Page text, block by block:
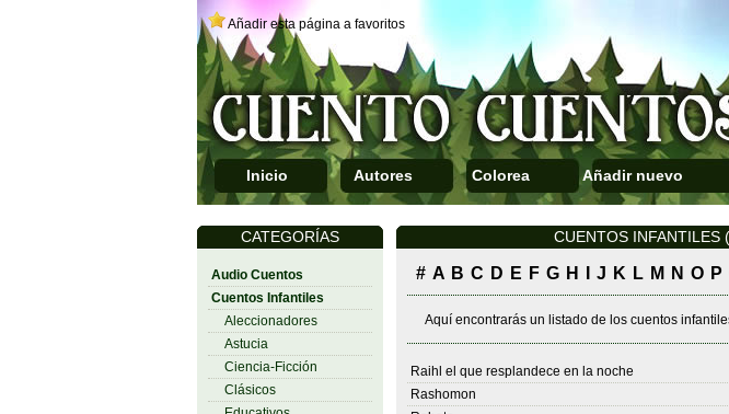
Añadir esta página a favoritos
Inicio Autores Colorea Añadir nuevo
CATEGORÍAS
Audio Cuentos
Cuentos Infantiles
Aleccionadores
Astucia
Ciencia-Ficción
Clásicos
CUENTOS INFANTILES
# A B C D E F G H J K L M N O P
Aquí encontrarás un listado de los cuentos
Raihl el que resplandece en la noche
Rashomon